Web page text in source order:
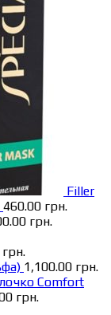
Filler
460.00 грн.
грн.
грн.
1,100.00 грн.
Comfort
грн.